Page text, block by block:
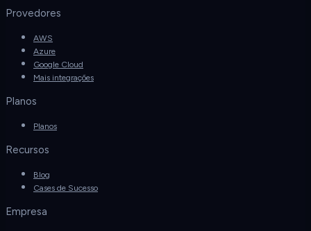
Provedores
AWS
Azure
Google Cloud
Mais integrações
Planos
Planos
Recursos
Blog
Cases de Sucesso
Empresa